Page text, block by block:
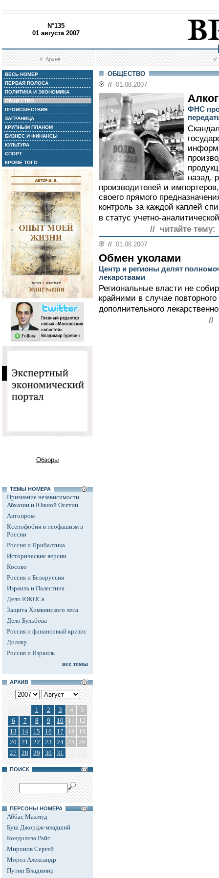
N°135
01 августа 2007
//Архив //
ВЕСЬ НОМЕР
ПЕРВАЯ ПОЛОСА
ПОЛИТИКА И ЭКОНОМИКА
ОБЩЕСТВО
ПРОИСШЕСТВИЯ
ЗАГРАНИЦА
КРУПНЫМ ПЛАНОМ
БИЗНЕС И ФИНАНСЫ
КУЛЬТУРА
СПОРТ
КРОМЕ ТОГО
Обзоры
ТЕМЫ НОМЕРА
Признание независимости
Абхазии и Южной Осетии
Автопром
Ксенофобия и неофашизм в
России
Россия и Прибалтика
Исторические версии
Косово
Россия и Белоруссия
Израиль и Палестина
Дело ЮКОСа
Защита Химкинского леса
Дело Бульбова
Россия и финансовый кризис
Доллар
Россия и Израиль
все темы
АРХИВ
1 2 3 4
5
6
7 8 9 10 11
12
13
14 15 16 17 18
19
20
21 22 23 24 25 26
27
28 29 30 31
ПОИСК
ПЕРСОНЫ НОМЕРА
Аббас Махмуд
Буш Джордж-младший
Кондолиза Райс
Миронов Сергей
Мороз Александр
Путин Владимир
ОБЩЕСТВО
// 01.08.2007
ФНС
назад,
производителей и
своего прямого
контроль за каждой каплей
в статус учетно-
// читайте тему:
// 01.08.2007
Обмен уколами
Центр и регионы делят
лекарствами
Региональные власти не
крайними в случае
дополнительного
//